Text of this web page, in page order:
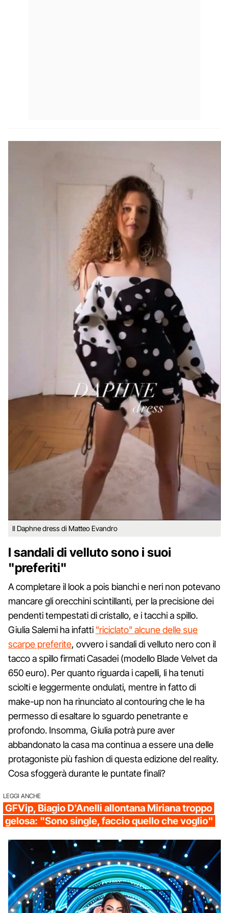
Il Daphne dress di Matteo Evandro
I sandali di velluto sono i suoi
"preferiti"
A completare il look a pois bianchi e neri non potevano
mancare gli orecchini scintillanti, per la precisione dei
pendenti tempestati di cristallo, e i tacchi a spillo.
Giulia Salemi ha infatti "riciclato" alcune delle sue
scarpe preferite, ovvero i sandali di velluto nero con il
tacco a spillo firmati Casadei (modello Blade Velvet da
650 euro). Per quanto riguarda i capelli, li ha tenuti
sciolti e leggermente ondulati, mentre in fatto di
make-up non ha rinunciato al contouring che le ha
permesso di esaltare lo sguardo penetrante e
profondo. Insomma, Giulia potrà pure aver
abbandonato la casa ma continua a essere una delle
protagoniste più fashion di questa edizione del reality.
Cosa sfoggerà durante le puntate finali?
LEGGI ANCHE
GFVip, Biagio D'Anelli allontana Miriana troppo
gelosa: "Sono single, faccio quello che voglio"